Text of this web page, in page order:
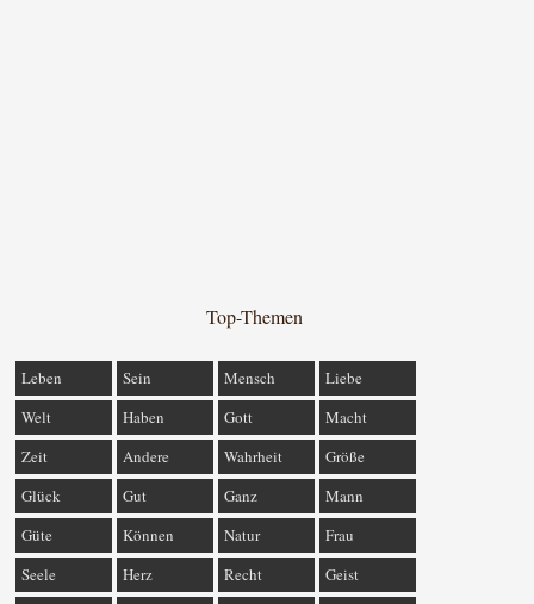
Top-Themen
Leben Sein Mensch
Liebe
Welt
Haben Gott
Macht
Zeit
Andere Wahrheit
Größe
Glück
Gut Ganz
Mann
Güte
Können Natur
Frau
Seele
Herz Recht
Geist